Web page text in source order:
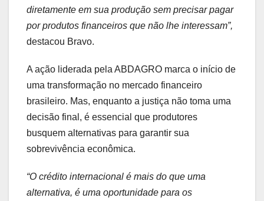
diretamente em sua produção sem precisar pagar
por produtos financeiros que não lhe interessam”,
destacou Bravo.
A ação liderada pela ABDAGRO marca o início de
uma transformação no mercado financeiro
brasileiro. Mas, enquanto a justiça não toma uma
decisão final, é essencial que produtores
busquem alternativas para garantir sua
sobrevivência econômica.
“O crédito internacional é mais do que uma
alternativa, é uma oportunidade para os